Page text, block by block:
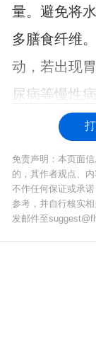
量。避免将
多膳食纤维
动，若出现
尿病等慢性
化水果摄入
免责声明：本页面
的，其作者观点、
不作任何保证或承
参考，并自行核实
发邮件至